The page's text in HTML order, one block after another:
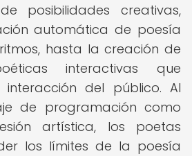
posibilidades creativas,
automática de poesía
hasta la creación de
interactivas que
del público. Al
de programación como
artística, los poetas
los límites de la poesía